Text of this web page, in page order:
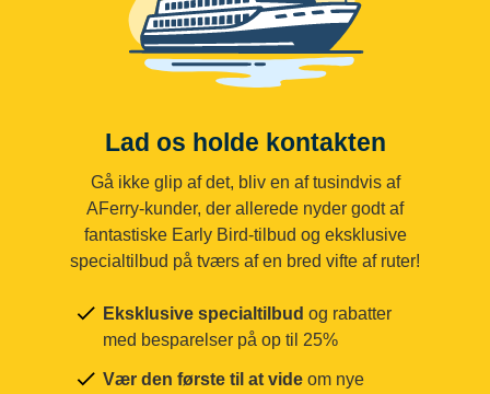
Lad os holde kontakten
Gå ikke glip af det, bliv en af tusindvis af
AFerry-kunder, der allerede nyder godt af
fantastiske Early Bird-tilbud og eksklusive
specialtilbud på tværs af en bred vifte af ruter!
Eksklusive specialtilbud og rabatter
med besparelser på op til 25%
Vær den første til at vide om nye